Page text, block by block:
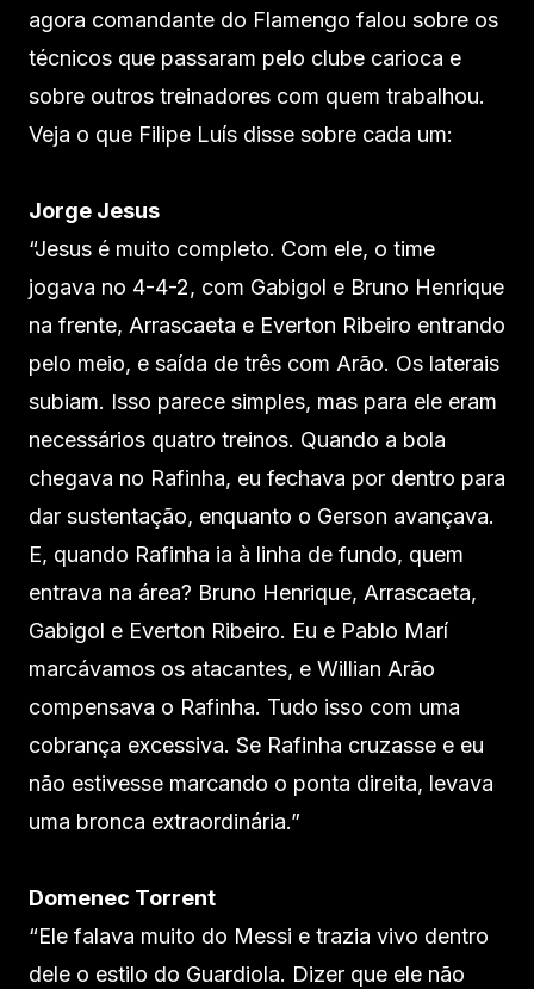
agora comandante do Flamengo falou sobre os
técnicos que passaram pelo clube carioca e
sobre outros treinadores com quem trabalhou.
Veja o que Filipe Luís disse sobre cada um:
Jorge Jesus
“Jesus é muito completo. Com ele, o time
jogava no 4-4-2, com Gabigol e Bruno Henrique
na frente, Arrascaeta e Everton Ribeiro entrando
pelo meio, e saída de três com Arão. Os laterais
subiam. Isso parece simples, mas para ele eram
necessários quatro treinos. Quando a bola
chegava no Rafinha, eu fechava por dentro para
dar sustentação, enquanto o Gerson avançava.
E, quando Rafinha ia à linha de fundo, quem
entrava na área? Bruno Henrique, Arrascaeta,
Gabigol e Everton Ribeiro. Eu e Pablo Marí
marcávamos os atacantes, e Willian Arão
compensava o Rafinha. Tudo isso com uma
cobrança excessiva. Se Rafinha cruzasse e eu
não estivesse marcando o ponta direita, levava
uma bronca extraordinária.”
Domenec Torrent
“Ele falava muito do Messi e trazia vivo dentro
dele o estilo do Guardiola. Dizer que ele não